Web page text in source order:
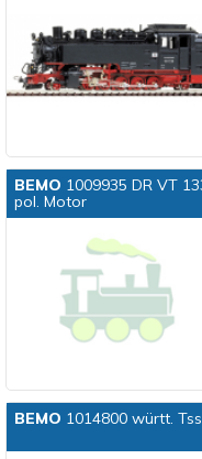
BEMO 1009935 DR VT
pol. Motor
BEMO 1014800 württ.